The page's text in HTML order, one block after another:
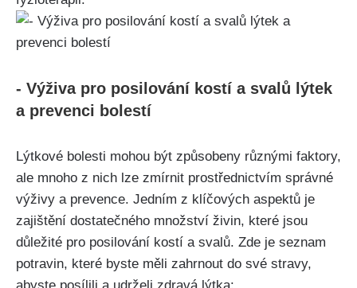
-⁢ Výživa pro posilování kostí a svalů lýtek
a‌ prevenci bolestí
Lýtkové bolesti mohou ​být způsobeny různými faktory,
ale mnoho z ⁢nich lze zmírnit prostřednictvím⁢ správné
‌výživy ⁤a⁢ prevence. Jedním z klíčových‌ aspektů je⁣
zajištění ​dostatečného množství živin, které jsou
důležité pro posilování kostí a svalů. Zde je seznam
⁢potravin, které‌ byste měli⁣ zahrnout⁢ do své stravy,